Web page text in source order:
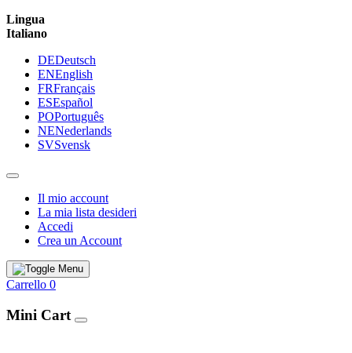
Lingua
Italiano
DEDeutsch
ENEnglish
FRFrançais
ESEspañol
POPortuguês
NENederlands
SVSvensk
Il mio account
La mia lista desideri
Accedi
Crea un Account
Carrello 0
Mini Cart